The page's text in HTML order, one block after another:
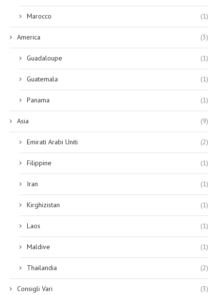
Marocco (1)
America (3)
Guadaloupe (1)
Guatemala (1)
Panama (1)
Asia (9)
Emirati Arabi Uniti (2)
Filippine (1)
Iran (1)
Kirghizistan (1)
Laos (1)
Maldive (1)
Thailandia (2)
Consigli Vari (3)